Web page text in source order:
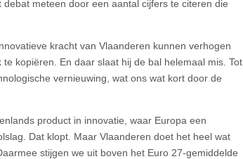
meteen door een aantal cijfers te citeren die
kracht van Vlaanderen kunnen verhogen
kopiëren. En daar slaat hij de bal helemaal mis. Tot
vernieuwing, wat ons wat kort door de
product in innovatie, waar Europa een
Dat klopt. Maar Vlaanderen doet het heel wat
stijgen we uit boven het Euro 27-gemiddelde